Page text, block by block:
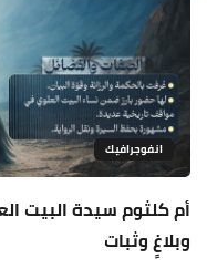
انفوجرافيك
أم كلثوم سيدة البيت
وبلاغٍ وثبات